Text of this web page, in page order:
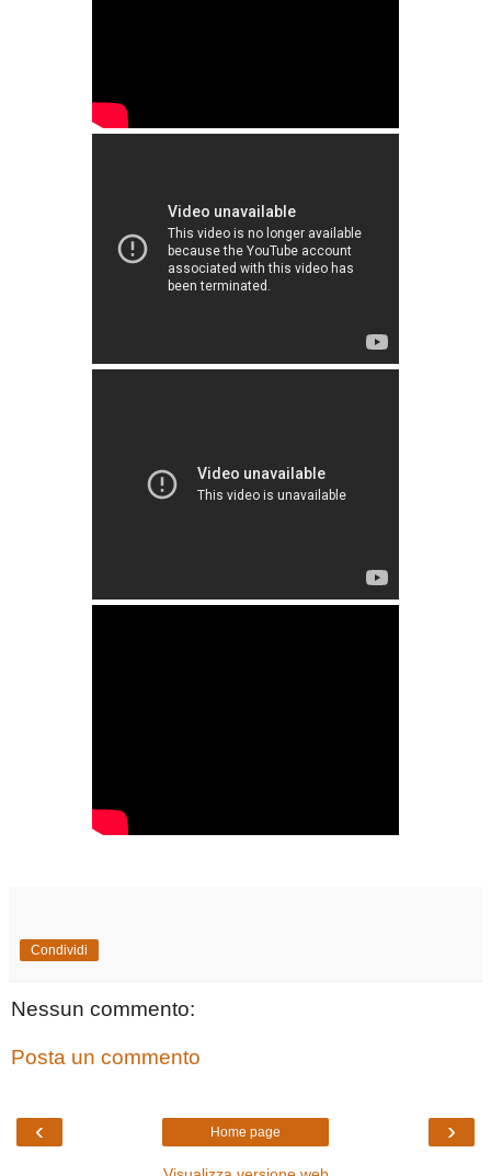
Condividi
Nessun commento:
Posta un commento
‹ ›
Home page